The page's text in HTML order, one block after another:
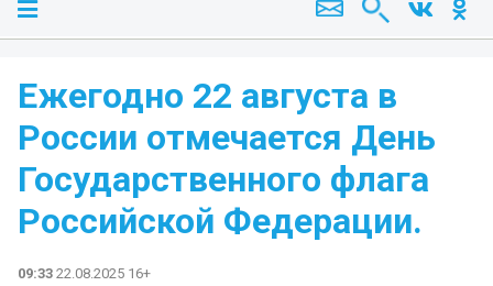
Ежегодно 22 августа в
России отмечается День
Государственного флага
Российской Федерации.
09:33 22.08.2025 16+